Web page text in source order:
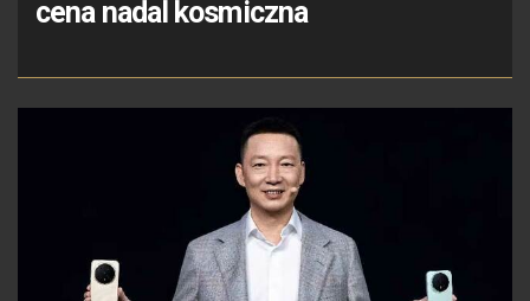
cena nadal kosmiczna